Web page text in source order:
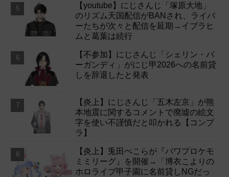
【youtube】にじさんじ「塚原大地」
のリズム天国配信がBANされ、ライバ
ーたちが次々と配信を延期→イブラヒ
ムと葛葉は続行
【不参加】にじさんじ「シェリン・バ
ーガンディ」がにじ甲2026への名前貸
しを辞退したと発表
【炎上】にじさんじ「五木左京」が熊
本地震に関するコメントで廃墟の絵文
字を使い不謹慎だと叩かれる【コンプ
ラ】
【炎上】兎田ぺこらが『パワプロケモ
ミミリーグ』を開催→「博衣こよりの
ホロライブ甲子園に名前貸しNGだっ